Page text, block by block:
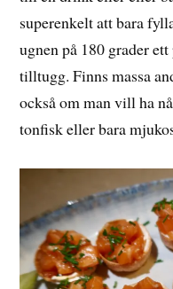
superenkelt att bara
ugnen på 180 grader
tilltugg. Finns massa
också om man vill ha
tonfisk eller bara